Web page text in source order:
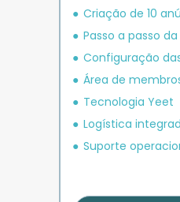
Criação de 10
Passo a passo
Configuração
Área de
Tecnologia Yeet
Logística
Suporte